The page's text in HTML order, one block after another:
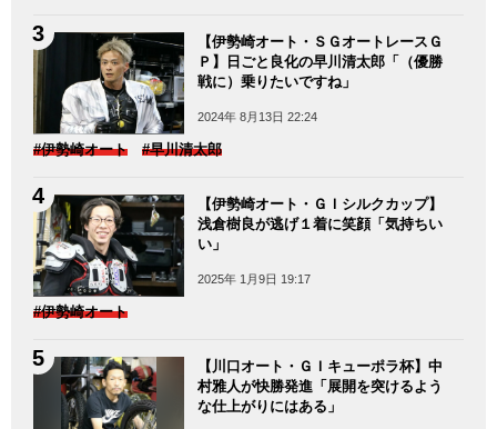
【伊勢崎オート・ＳＧオートレースＧ
Ｐ】日ごと良化の早川清太郎「（優勝
戦に）乗りたいですね」
2024年 8月13日 22:24
#伊勢崎オート #早川清太郎
【伊勢崎オート・ＧＩシルクカップ】
浅倉樹良が逃げ１着に笑顔「気持ちい
い」
2025年 1月9日 19:17
#伊勢崎オート
【川口オート・ＧＩキューポラ杯】中
村雅人が快勝発進「展開を突けるよう
な仕上がりにはある」